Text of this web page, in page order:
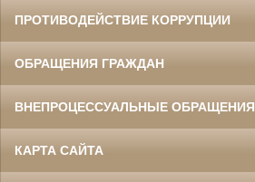
ПРОТИВОДЕЙСТВИЕ КОРРУПЦИИ
ОБРАЩЕНИЯ ГРАЖДАН
ВНЕПРОЦЕССУАЛЬНЫЕ ОБРАЩЕНИЯ
КАРТА САЙТА